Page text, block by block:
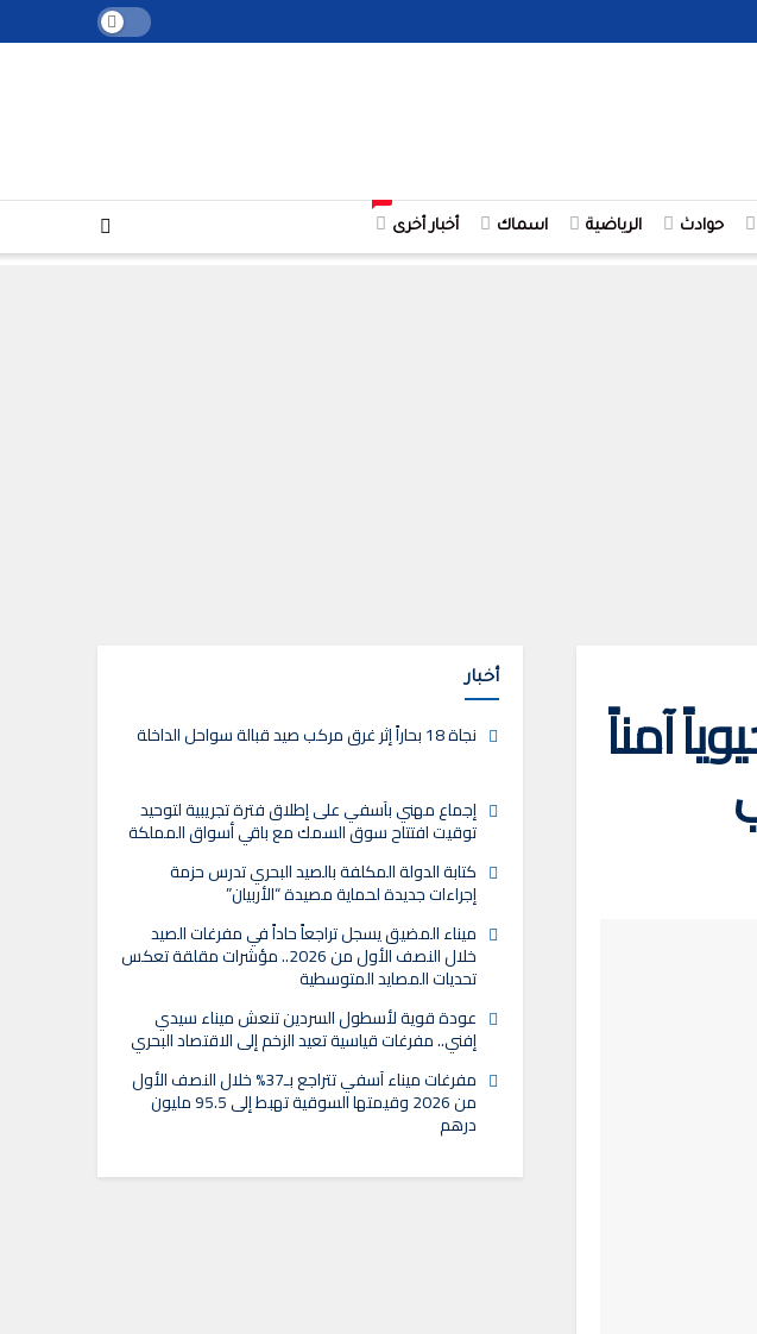
حوادث الرياضية اسماك أخبار أخرى
+
آمناً
أخبار
نجاة 18 بحاراً إثر غرق مركب صيد قبالة سواحل الداخلة
إجماع مهني بآسفي على إطلاق فترة تجريبية لتوحيد
توقيت افتتاح سوق السمك مع باقي أسواق المملكة
كتابة الدولة المكلفة بالصيد البحري تدرس حزمة
إجراءات جديدة لحماية مصيدة “الأربيان”
ميناء المضيق يسجل تراجعاً حاداً في مفرغات الصيد
خلال النصف الأول من 2026.. مؤشرات مقلقة تعكس
تحديات المصايد المتوسطية
عودة قوية لأسطول السردين تنعش ميناء سيدي
إفني.. مفرغات قياسية تعيد الزخم إلى الاقتصاد البحري
مفرغات ميناء آسفي تتراجع بـ37% خلال النصف الأول
من 2026 وقيمتها السوقية تهبط إلى 95.5 مليون
درهم